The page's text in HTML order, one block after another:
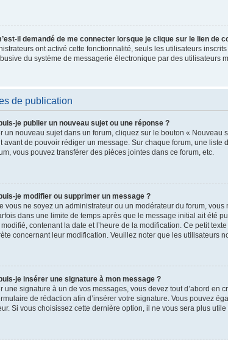
il demandé de me connecter lorsque je clique sur le lien de
ont activé cette fonctionnalité, seuls les utilisateurs
du système de messagerie électronique par des utilisateurs
de publication
je publier un nouveau sujet ou une réponse ?
un nouveau sujet dans un forum, cliquez sur le bouton «
avant de pouvoir rédiger un message. Sur chaque forum, une
vous pouvez transférer des pièces jointes dans ce forum, etc.
je modifier ou supprimer un message ?
vous ne soyez un administrateur ou un modérateur du forum,
dans une limite de temps après que le message initial ait été
modifié, contenant la date et l’heure de la modification. Ce petit
concernant leur modification. Veuillez noter que les utilisateurs
je insérer une signature à mon message ?
une signature à un de vos messages, vous devez tout d’abord
de rédaction afin d’insérer votre signature. Vous pouvez
Si vous choisissez cette dernière option, il ne vous sera plus